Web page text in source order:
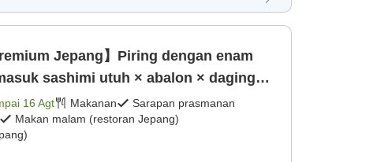
Jepang】Piring dengan enam
sashimi utuh × abalon × daging
Jepang] [Sarapan prasmanan]
16 Agt Makanan
Sarapan prasmanan
Makan malam (restoran Jepang)